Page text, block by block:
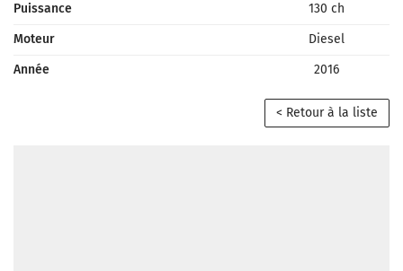
Puissance
130 ch
Moteur
Diesel
Année
2016
< Retour à la liste